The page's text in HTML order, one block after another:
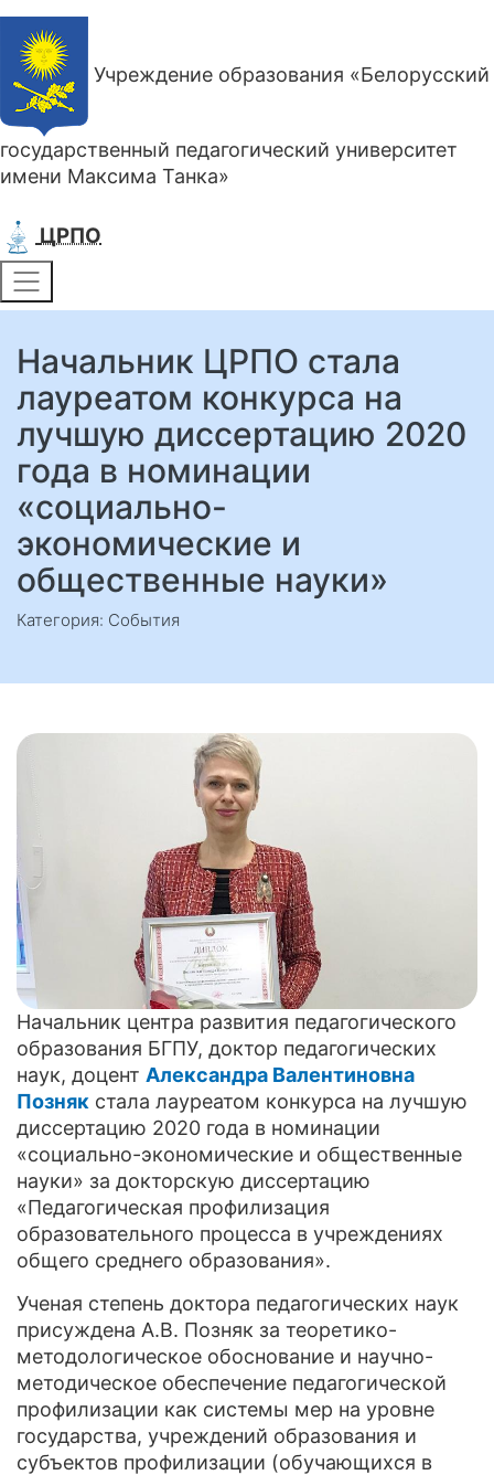
Учреждение образования «Белорусский
государственный педагогический университет
имени Максима Танка»
ЦРПО
Начальник ЦРПО стала
лауреатом конкурса на
лучшую диссертацию 2020
года в номинации
«социально-
экономические и
общественные науки»
Категория: События
Начальник центра развития педагогического
образования БГПУ, доктор педагогических
наук, доцент Александра Валентиновна
Позняк стала лауреатом конкурса на лучшую
диссертацию 2020 года в номинации
«социально-экономические и общественные
науки» за докторскую диссертацию
«Педагогическая профилизация
образовательного процесса в учреждениях
общего среднего образования».
Ученая степень доктора педагогических наук
присуждена А.В. Позняк за теоретико-
методологическое обоснование и научно-
методическое обеспечение педагогической
профилизации как системы мер на уровне
государства, учреждений образования и
субъектов профилизации (обучающихся в